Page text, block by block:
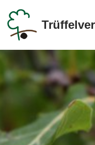
Zum
Inhalt